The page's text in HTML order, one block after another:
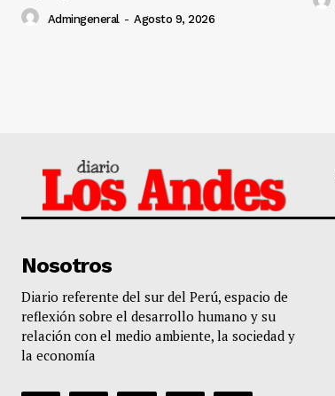
Admingeneral - Agosto 9, 2026
Nosotros
Diario referente del sur del Perú, espacio de
reflexión sobre el desarrollo humano y su
relación con el medio ambiente, la sociedad y
la economía